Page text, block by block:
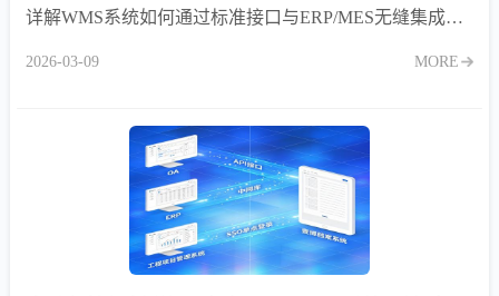
详解WMS系统如何通过标准接口与ERP/MES无缝集成，
工录入错误。
2026-03-09 MORE